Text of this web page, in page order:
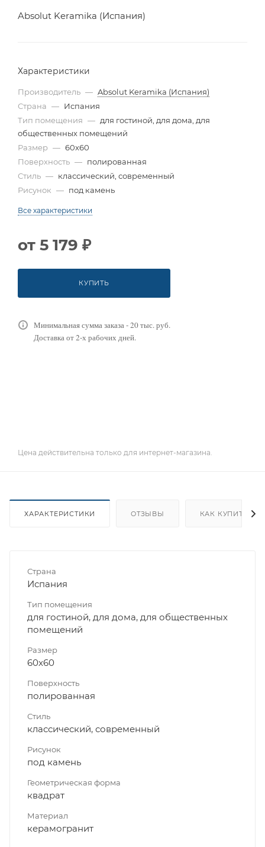
Absolut Keramika (Испания)
Характеристики
Производитель — Absolut Keramika (Испания)
Страна — Испания
Тип помещения — для гостиной, для дома, для
общественных помещений
Размер — 60x60
Поверхность — полированная
Стиль — классический, современный
Рисунок — под камень
Все характеристики
от 5 179 ₽
КУПИТЬ
Минимальная сумма заказа - 20 тыс. руб.
Доставка от 2-х рабочих дней.
Цена действительна только для интернет-магазина.
ХАРАКТЕРИСТИКИ ОТЗЫВЫ КАК КУПИТЬ
Страна
Испания
Тип помещения
для гостиной, для дома, для общественных
помещений
Размер
60x60
Поверхность
полированная
Стиль
классический, современный
Рисунок
под камень
Геометрическая форма
квадрат
Материал
керамогранит